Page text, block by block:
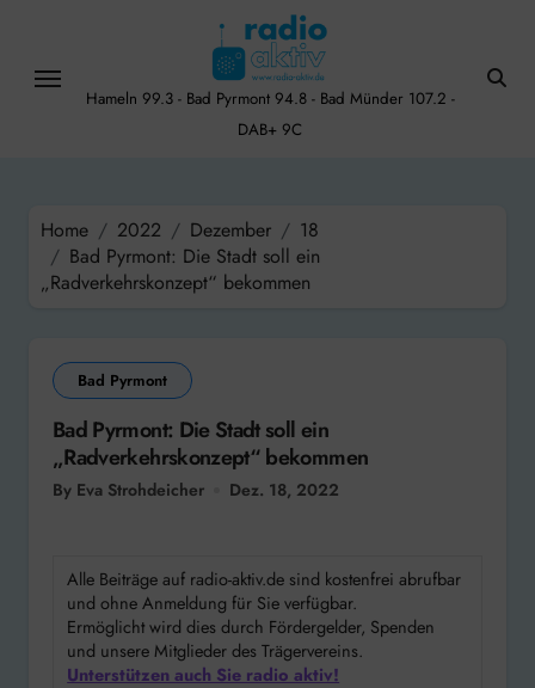
content
Hameln 99.3 - Bad Pyrmont 94.8 - Bad Münder 107.2 -
DAB+ 9C
Home 2022 Dezember
18
Bad Pyrmont: Die Stadt soll ein
„Radverkehrskonzept“ bekommen
Bad Pyrmont
Bad Pyrmont: Die Stadt soll ein
„Radverkehrskonzept“ bekommen
By Eva Strohdeicher Dez. 18, 2022
Alle Beiträge auf radio-aktiv.de sind kostenfrei abrufbar
und ohne Anmeldung für Sie verfügbar.
Ermöglicht wird dies durch Fördergelder, Spenden
und unsere Mitglieder des Trägervereins.
Unterstützen auch Sie radio aktiv!